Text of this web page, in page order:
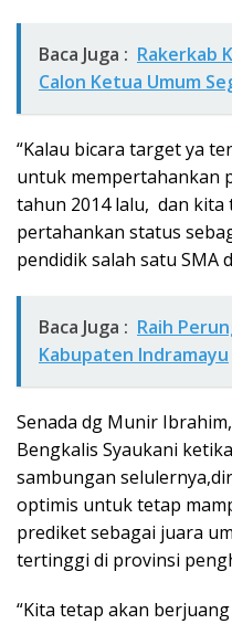
Baca Juga : Rakerkab
Calon Ketua Umum
“Kalau bicara target ya
untuk mempertahankan
tahun 2014 lalu, dan
pertahankan status
pendidik salah satu SMA
Baca Juga : Raih
Kabupaten Indramayu
Senada dg Munir
Bengkalis Syaukani
sambungan
optimis untuk tetap
prediket sebagai juara
tertinggi di provinsi
“Kita tetap akan